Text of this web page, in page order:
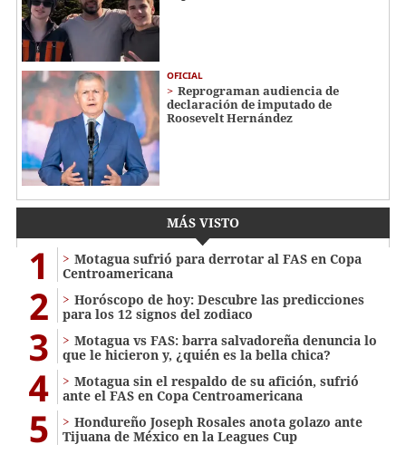
OFICIAL
Reprograman audiencia de
declaración de imputado de
Roosevelt Hernández
MÁS VISTO
1
Motagua sufrió para derrotar al FAS en Copa
Centroamericana
2
Horóscopo de hoy: Descubre las predicciones
para los 12 signos del zodiaco
3
Motagua vs FAS: barra salvadoreña denuncia lo
que le hicieron y, ¿quién es la bella chica?
4
Motagua sin el respaldo de su afición, sufrió
ante el FAS en Copa Centroamericana
5
Hondureño Joseph Rosales anota golazo ante
Tijuana de México en la Leagues Cup